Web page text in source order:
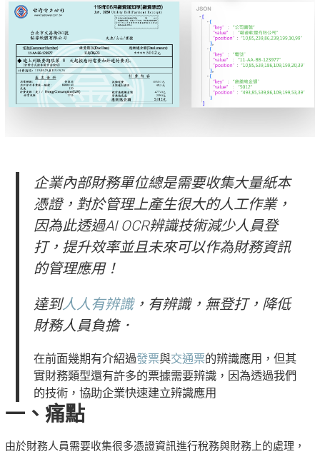
企業內部財務單位總是需要收集大量紙本
憑證，對於管理上產生很大的人工作業，
因為此透過AI OCR辨識技術減少人員登
打，提升效率並且未來可以作為財務資訊
的管理應用！
達到人人有辨識， 有辨識，無登打，降低
財務人員負擔．
在前面幾期有介紹過發票與交通票的辨識應用，但其
實財務類型還有許多的票據需要辨識，因為透過我們
的技術，協助企業快速建立辨識應用
一、痛點
由於財務人員需要收集很多憑證資訊進行稅務與財務上的處理，